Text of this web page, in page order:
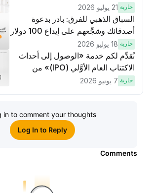
جارية 21 يوليو 2026
السباق الذهبي للفرق: بادر بدعوة
أصدقائك وشجِّعهم على إيداع 100 دولار
لكسَب مكافآت مُضاعَفة
جارية 18 يوليو 2026
نُقدِّم لكم خدمة «الوصول إلى أحداث
الاكتتاب العام الأوَّلي (IPO)» من
Bybit، بوابتك للوصول المبكر إلى فرص
جارية 7 يونيو 2026
Log in to comment your thoughts
Log In to Reply
Comments